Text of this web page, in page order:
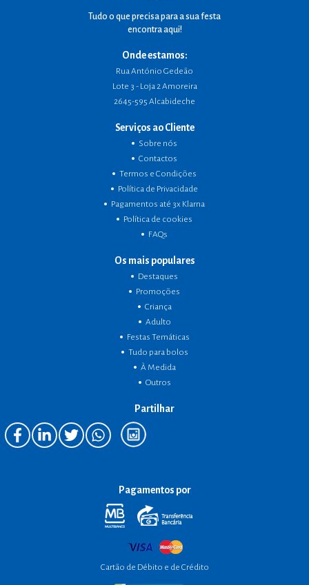
Tudo o que precisa para a sua festa
encontra aqui!
Onde estamos:
Rua António Gedeão
Lote 3 - Loja 2 Amoreira
2645-595 Alcabideche
Serviços ao Cliente
Sobre nós
Contactos
Termos e Condições
Política de Privacidade
Pagamentos até 3x Klarna
Política de cookies
FAQs
Os mais populares
Destaques
Promoções
Criança
Adulto
Festas Temáticas
Tudo para bolos
À Medida
Outros
Partilhar
Pagamentos por
Cartão de Débito e de Crédito